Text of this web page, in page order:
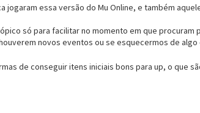
essa versão do Mu Online, e também
só para facilitar no momento em que procuram
novos eventos ou se esquecermos de
de conseguir itens iniciais bons para up, o que